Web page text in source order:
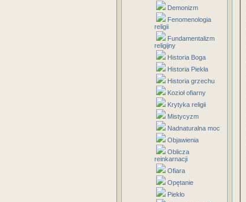
Demonizm
Fenomenologia
religii
Fundamentalizm
religijny
Historia Boga
Historia Piekła
Historia grzechu
Kozioł ofiarny
Krytyka religii
Mistycyzm
Nadnaturalna moc
Objawienia
Oblicza
reinkarnacji
Ofiara
Opętanie
Piekło